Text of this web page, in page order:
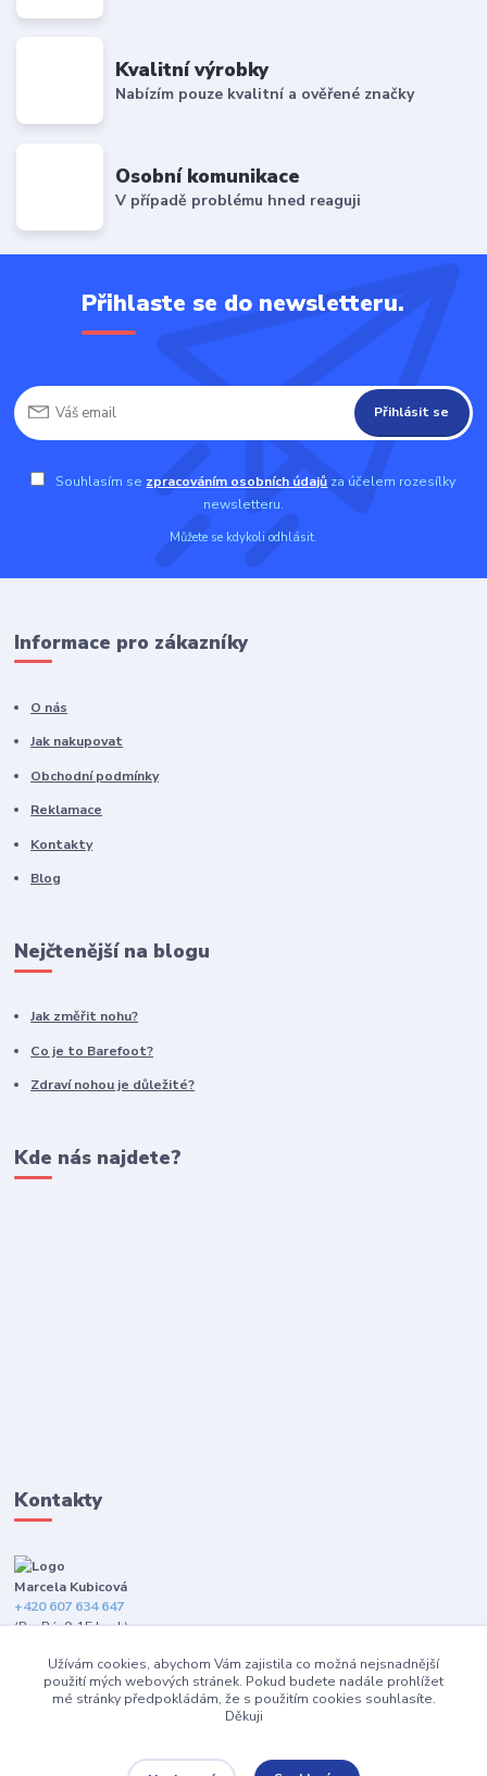
Kvalitní výrobky
Nabízím pouze kvalitní a ověřené značky
Osobní komunikace
V případě problému hned reaguji
Přihlaste se do newsletteru.
Přihlásit se
Souhlasím se zpracováním osobních údajů za účelem rozesílky
newsletteru.
Můžete se kdykoli odhlásit.
Informace pro zákazníky
O nás
Jak nakupovat
Obchodní podmínky
Reklamace
Kontakty
Blog
Nejčtenější na blogu
Jak změřit nohu?
Co je to Barefoot?
Zdraví nohou je důležité?
Kde nás najdete?
Kontakty
Marcela Kubicová
+420 607 634 647
(Po-Pá, 9-15 hod.)
info@happybarefeet.cz
Užívám cookies, abychom Vám zajistila co možná nejsnadnější
použití mých webových stránek. Pokud budete nadále prohlížet
mé stránky předpokládám, že s použitím cookies souhlasíte.
Děkuji